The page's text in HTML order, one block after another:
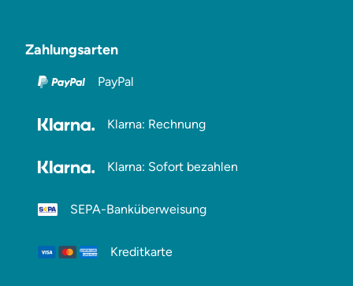
Zahlungsarten
PayPal
Klarna: Rechnung
Klarna: Sofort bezahlen
SEPA-Banküberweisung
Kreditkarte